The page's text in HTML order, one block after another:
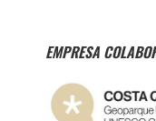
EMPRESA